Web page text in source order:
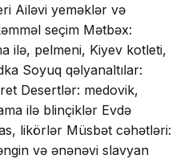
Ailəvi yeməklər və
seçim Mətbəx:
ilə, pelmeni, Kiyev kotleti,
Soyuq qəlyanaltılar:
Desertlər: medovik,
ilə blinçiklər Evdə
likörlər Müsbət cəhətləri:
və ənənəvi slavyan